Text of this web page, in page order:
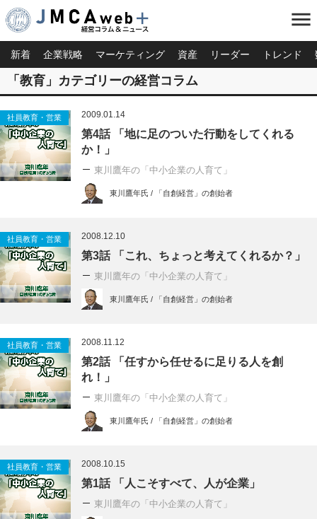
menu
新着 企業戦略 マーケティング 資産 リーダー トレンド
「教育」カテゴリーの経営コラム
社員教育・営業 2009.01.14
第4話 「地に足のついた行動をしてくれる
か！」
東川鷹年の「中小企業の人育て」
東川鷹年氏 / 「自創経営」の創始者
社員教育・営業 2008.12.10
第3話 「これ、ちょっと考えてくれるか？」
東川鷹年の「中小企業の人育て」
東川鷹年氏 / 「自創経営」の創始者
社員教育・営業 2008.11.12
第2話 「任すから任せるに足りる人を創
れ！」
東川鷹年の「中小企業の人育て」
東川鷹年氏 / 「自創経営」の創始者
社員教育・営業 2008.10.15
第1話 「人こそすべて、人が企業」
東川鷹年の「中小企業の人育て」